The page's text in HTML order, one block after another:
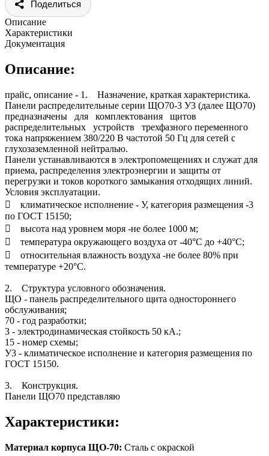
Поделиться
Описание
Характеристики
Документация
Описание:
прайс, описание - 1. Назначение, краткая характеристика.
Панели распределительные серии ЩО70-3 У3 (далее ЩО70)
предназначены для комплектования щитов
распределительных устройств трехфазного переменного
тока напряжением 380/220 В частотой 50 Гц для сетей с
глухозаземленной нейтралью.
Панели устанавливаются в электропомещениях и служат для
приема, распределения электроэнергии и защиты от
перегрузки и токов короткого замыкания отходящих линий.
Условия эксплуатации.
 климатическое исполнение - У, категория размещения -3
по ГОСТ 15150;
 высота над уровнем моря -не более 1000 м;
 температура окружающего воздуха от -40°С до +40°С;
 относительная влажность воздуха -не более 80% при
температуре +20°С.
2. Структура условного обозначения.
ЩО - панель распределительного щита одностороннего
обслуживания;
70 - год разработки;
3 - электродинамическая стойкость 50 кА.;
15 - номер схемы;
У3 - климатическое исполнение и категория размещения по
ГОСТ 15150.
3. Конструкция.
Панели ЩО70 представляю
Характеристики:
Материал корпуса ЩО-70: Сталь с окраской